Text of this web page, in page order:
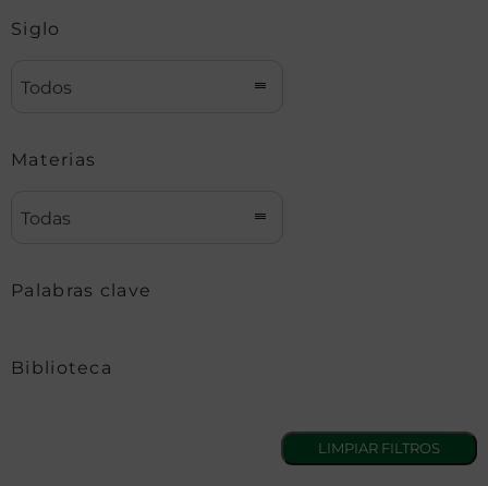
Siglo
Todos
Materias
Todas
Palabras clave
Biblioteca